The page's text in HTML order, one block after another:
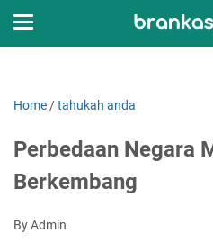
Home /tahukah anda
Perbedaan Negara
Berkembang
By Admin